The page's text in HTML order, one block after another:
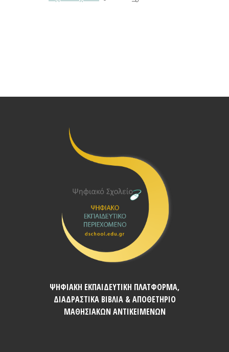
ΨΗΦΙΑΚΗ ΕΚΠΑΙΔΕΥΤΙΚΗ ΠΛΑΤΦΟΡΜΑ,
ΔΙΑΔΡΑΣΤΙΚΑ ΒΙΒΛΙΑ & ΑΠΟΘΕΤΗΡΙΟ
ΜΑΘΗΣΙΑΚΩΝ ΑΝΤΙΚΕΙΜΕΝΩΝ